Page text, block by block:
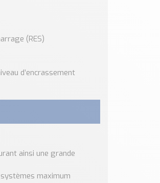
(RES)
d’encrassement
ainsi une grande
maximum